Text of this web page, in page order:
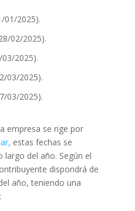
01/2025).
02/2025).
2025).
03/2025).
03/2025).
empresa se rige por
estas fechas se
largo del año. Según el
dispondrá de
año, teniendo una